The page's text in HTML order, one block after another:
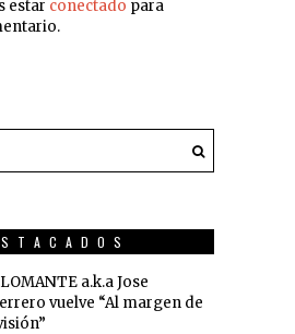
estar conectado para
a.k.a Jose
vuelve “Al margen de